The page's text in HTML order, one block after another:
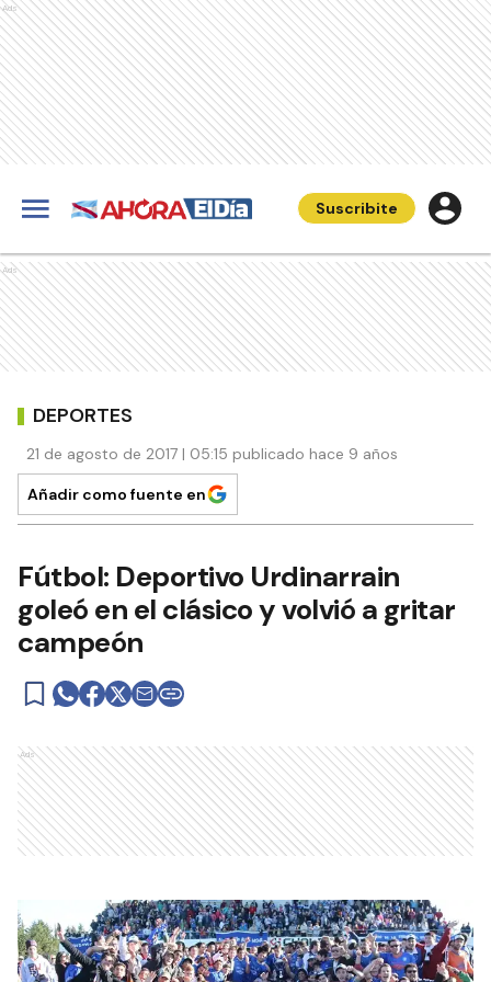
Ads
Suscribite
Ads
DEPORTES
21 de agosto de 2017 | 05:15 publicado hace 9 años
Añadir como fuente en
Fútbol: Deportivo Urdinarrain
goleó en el clásico y volvió a gritar
campeón
Ads